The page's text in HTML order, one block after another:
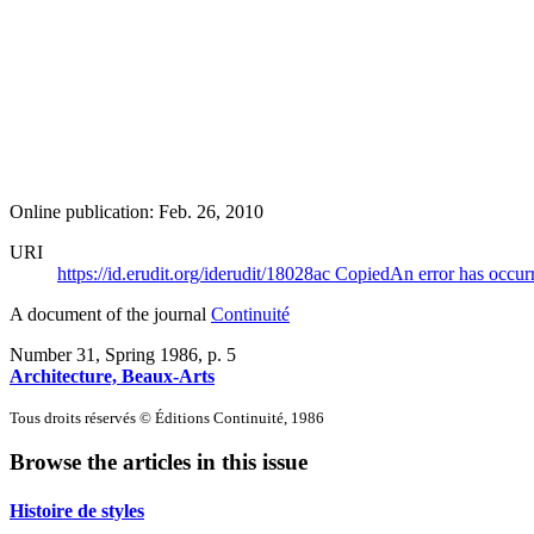
Online publication: Feb. 26, 2010
URI
https://id.erudit.org/iderudit/18028ac CopiedAn error has
A document of the journal Continuité
Number 31, Spring 1986, p. 5
Architecture, Beaux-Arts
Tous droits réservés © Éditions Continuité, 1986
Browse the articles in this issue
Histoire de styles